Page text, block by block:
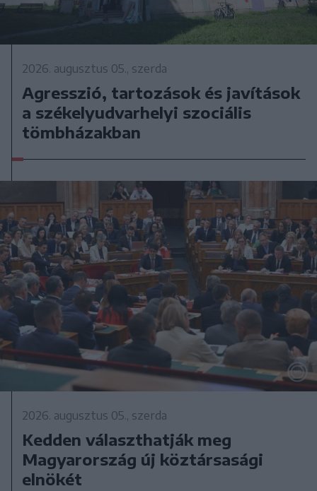
2026. augusztus 05., szerda
Agresszió, tartozások és javítások
a székelyudvarhelyi szociális
tömbházakban
2026. augusztus 05., szerda
Kedden választhatják meg
Magyarország új köztársasági
elnökét